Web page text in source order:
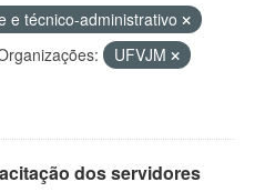
e técnico-administrativo
UFVJM
dos servidores